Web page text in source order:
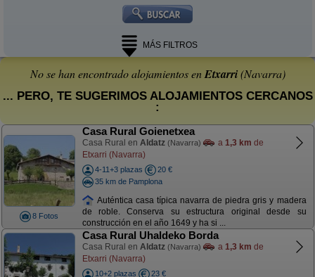
MÁS FILTROS
No se han encontrado alojamientos enEtxarri(Navarra)
... PERO, TE SUGERIMOS ALOJAMIENTOS CERCANOS
:
8 Fotos
Casa Rural Goienetxea
Casa Rural en Aldatz (Navarra) a 1,3 km de
Etxarri (Navarra)
4-11+3 plazas
20 €
35 km de Pamplona
Auténtica casa típica navarra de piedra gris y madera
de roble. Conserva su estructura original desde su
construcción en el año 1649 y ha si ...
Casa Rural Uhaldeko Borda
Casa Rural en Aldatz (Navarra) a 1,3 km de
Etxarri (Navarra)
10+2 plazas
23 €